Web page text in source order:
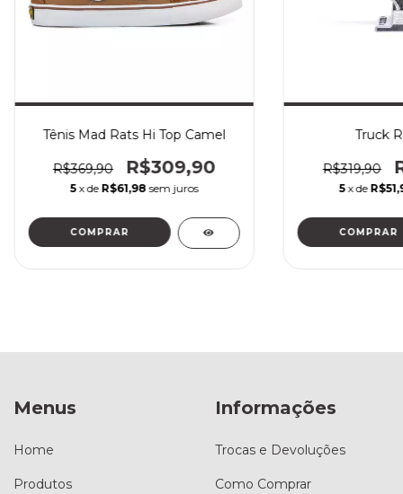
Tênis Mad Rats Hi Top Camel
R$369,90 R$309,90
5 x de R$61,98 sem juros
COMPRAR
Truck
R$319,90
5 x de
COMPRAR
Menus
Home
Produtos
Informações
Trocas e Devoluções
Como Comprar